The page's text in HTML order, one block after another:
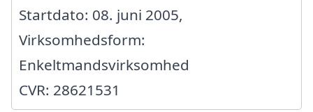
Startdato: 08. juni 2005,
Virksomhedsform:
Enkeltmandsvirksomhed
CVR: 28621531